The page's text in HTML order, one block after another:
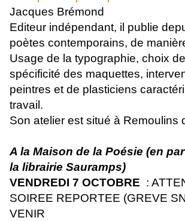
Jacques Brémond
Editeur indépendant, il publie
poètes contemporains, de
Usage de la typographie, choix
spécificité des maquettes,
peintres et de plasticiens
travail.
Son atelier est situé à Remoulins
A la Maison de la Poésie (en
la librairie Sauramps)
VENDREDI 7 OCTOBRE :
SOIREE REPORTEE (GREVE
VENIR